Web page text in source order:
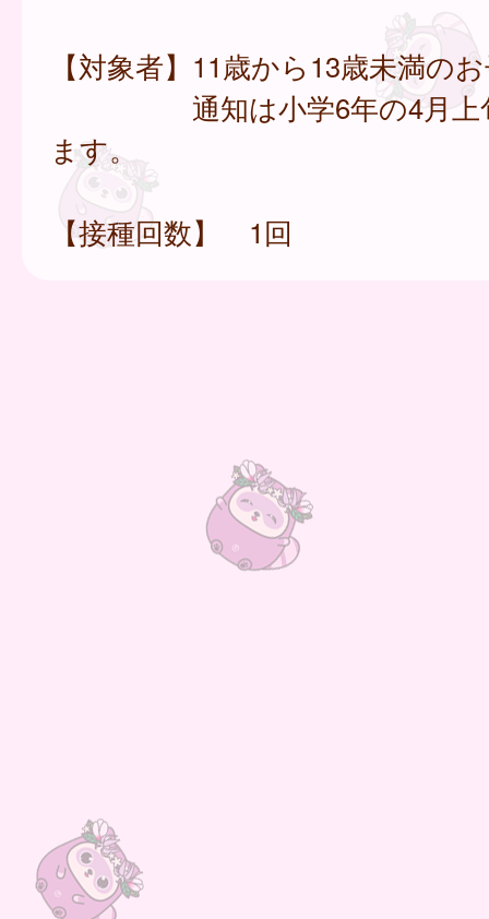
【対象者】11歳から13歳未満の
通知は小学6年の4月上旬
ます。
【接種回数】 1回